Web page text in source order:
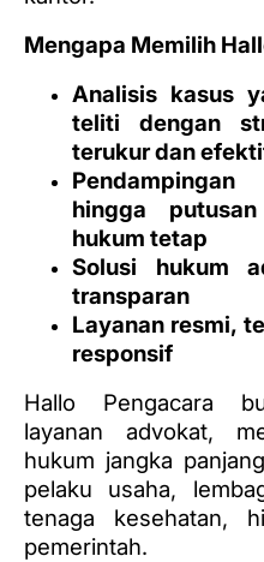
Mengapa Memilih
Analisis kasus
teliti dengan
terukur dan
hingga
hukum tetap
Solusi hukum
transparan
Layanan resmi,
responsif
Hallo Pengacara
layanan advokat,
hukum jangka
pelaku usaha,
tenaga kesehatan,
pemerintah.